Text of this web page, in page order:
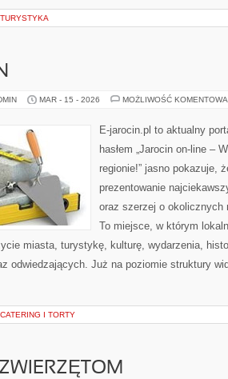
TURYSTYKA
MAR - 15 - 2026 MOŻLIWOŚĆ
E-jarocin.pl to aktualny
hasłem „Jarocin on-line –
regionie!” jasno pokazuje,
prezentowanie
oraz szerzej o okolicznych
To miejsce, w którym
miasta, turystykę, kulturę, wydarzenia,
odwiedzających. Już na poziomie struktury
CATERING I TORTY